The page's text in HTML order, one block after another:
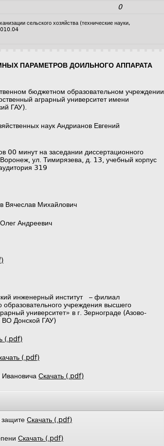
0
сельского хозяйства (технические науки,
ПАРАМЕТРОВ ДОИЛЬНОГО АППАРАТА
бюджетном образовательном учреждении
аграрный университет имени
ГАУ).
наук Андрианов Евгений
00 минут на заседании диссертационного
ул. Тимирязева, д. 13, учебный корпус
319
Вячеслав Михайлович
Андреевич
инженерный институт – филиал
учреждения высшего
университет» в г. Зернограде (Азово-
ВО Донской ГАУ)
(.pdf)
(.pdf)
ИвановичаСкачать (.pdf)
защитеСкачать (.pdf)
Скачать (.pdf)